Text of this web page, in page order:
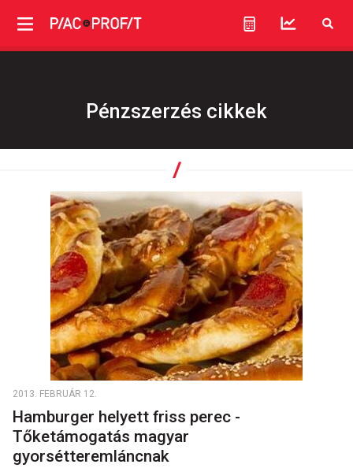
Pénzszerzés cikkek
2013. FEBRUÁR 12.
Hamburger helyett friss perec -
Tőketámogatás magyar
gyorsétteremláncnak